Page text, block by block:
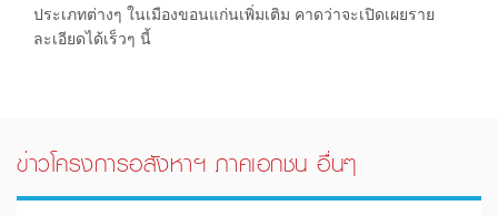
ประเภทต่างๆ ในเมืองขอนแก่นเพิ่มเติม คาดว่าจะเปิดเผยราย
ละเอียดได้เร็วๆ นี้
ข่าวโครงการอสังหาฯ ภาคเอกชน อื่นๆ